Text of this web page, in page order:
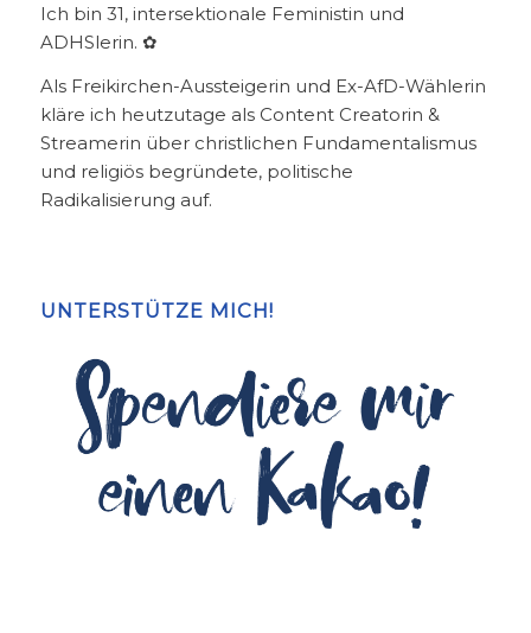
Ich bin 31, intersektionale Feministin und
ADHSlerin. ✿
Als Freikirchen-Aussteigerin und Ex-AfD-Wählerin
kläre ich heutzutage als Content Creatorin &
Streamerin über christlichen Fundamentalismus
und religiös begründete, politische
Radikalisierung auf.
UNTERSTÜTZE MICH!